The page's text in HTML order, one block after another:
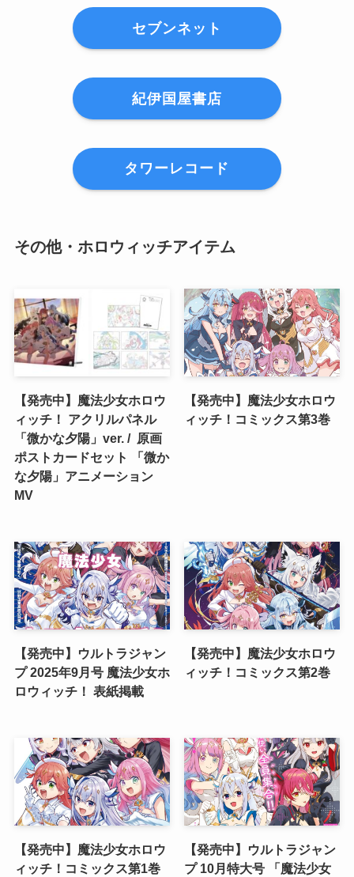
セブンネット
紀伊国屋書店
タワーレコード
その他・ホロウィッチアイテム
【発売中】魔法少女ホロウ
ィッチ！ アクリルパネル
「微かな夕陽」ver. / 原画
ポストカードセット 「微か
な夕陽」アニメーション
MV
【発売中】魔法少女ホロウ
ィッチ！コミックス第3巻
【発売中】ウルトラジャン
プ 2025年9月号 魔法少女ホ
ロウィッチ！ 表紙掲載
【発売中】魔法少女ホロウ
ィッチ！コミックス第2巻
【発売中】魔法少女ホロウ
ィッチ！コミックス第1巻
【発売中】ウルトラジャン
プ 10月特大号 「魔法少女